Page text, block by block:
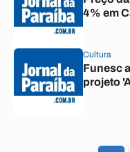
4% em
Cultura
Funesc
projeto